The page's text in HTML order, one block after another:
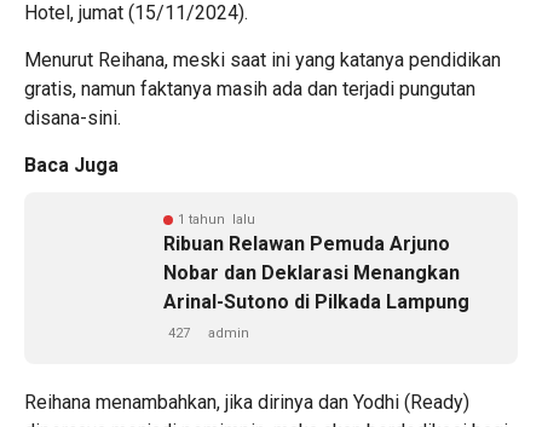
Hotel, jumat (15/11/2024).
Menurut Reihana, meski saat ini yang katanya pendidikan
gratis, namun faktanya masih ada dan terjadi pungutan
disana-sini.
Baca Juga
1 tahun lalu
Ribuan Relawan Pemuda Arjuno
Nobar dan Deklarasi Menangkan
Arinal-Sutono di Pilkada Lampung
427 admin
Reihana menambahkan, jika dirinya dan Yodhi (Ready)